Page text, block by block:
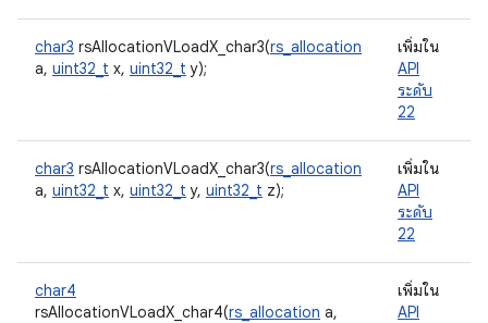
char3 rsAllocationVLoadX_char3(rs_allocation
a, uint32_t x, uint32_t y);
เพิ่มใน
API
ระดับ
22
char3 rsAllocationVLoadX_char3(rs_allocation
a, uint32_t x, uint32_t y, uint32_t z);
เพิ่มใน
API
ระดับ
22
char4
rsAllocationVLoadX_char4(rs_allocation a,
เพิ่มใน
API